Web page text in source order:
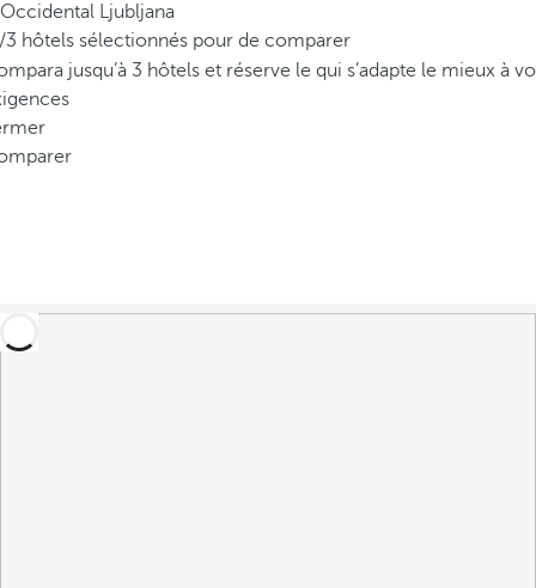
Occidental Ljubljana
/3 hôtels sélectionnés pour de comparer
jusqu’à 3 hôtels et réserve le qui s’adapte le mieux à